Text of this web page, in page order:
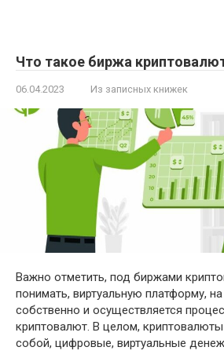
Что такое биржа
06.04.2023 Из записных книжек
Важно отметить, под биржами
понимать, виртуальную платформу,
собственно и осуществляется
криптовалют. В целом,
собой, цифровые, виртуальные